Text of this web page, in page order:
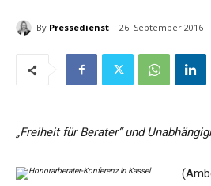
By Pressedienst 26. September 2016
„Freiheit für Berater“ und